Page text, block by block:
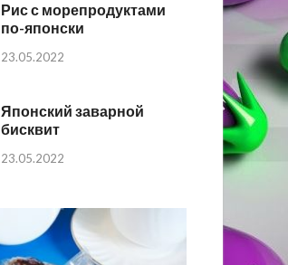
Рис с морепродуктами
по-японски
23.05.2022
Японский заварной
бисквит
23.05.2022